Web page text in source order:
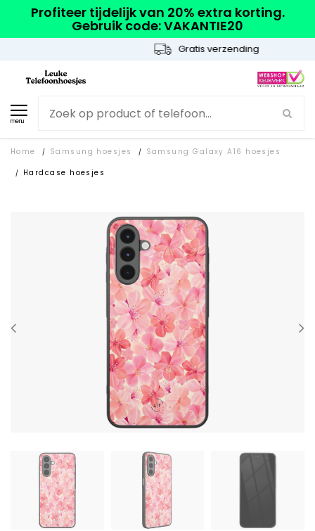
Profiteer tijdelijk van 20% extra korting.
Gebruik code: VAKANTIE20
Gratis verzending
menu
Home / Samsung hoesjes / Samsung Galaxy A16 hoesjes
/ Hardcase hoesjes